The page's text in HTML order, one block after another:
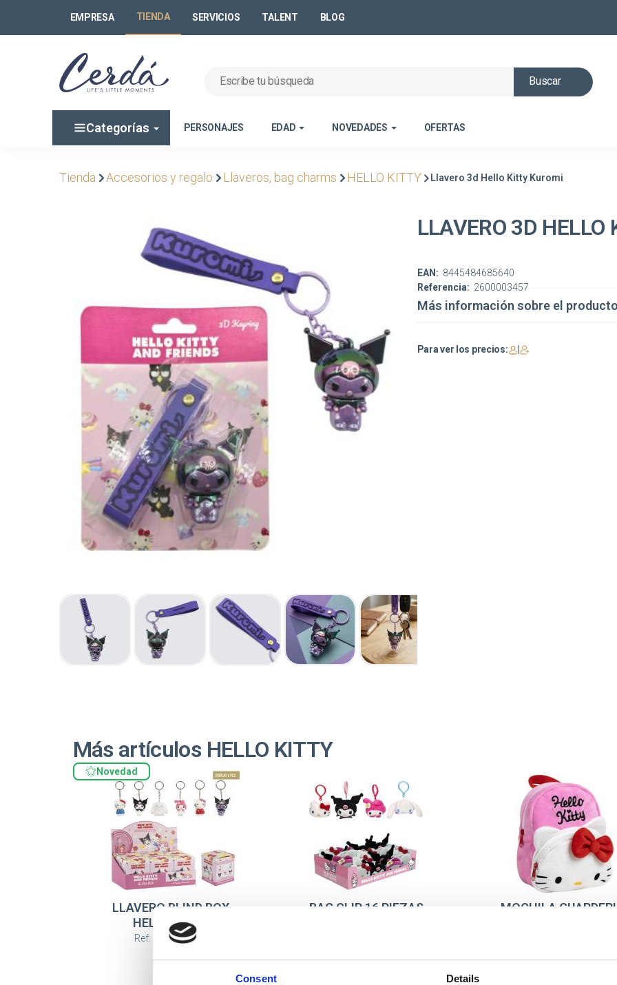
Consent Details
EMPRESA TIENDA SERVICIOS TALENT BLOG
Buscar
Categorías PERSONAJES EDAD NOVEDADES OFERTAS
Tienda Accesorios y regalo Llaveros, bag charms HELLO KITTY Llavero 3d Hello Kitty Kuromi
LLAVERO 3D HELLO
Referencia: 2600003457
EAN: 8445484685640
Más información sobre el
Para ver los precios: |
Más artículos HELLO KITTY
Novedad
LLAVERO BLIND BOX
HELLO KITTY
Ref: 2600003454
BAG CLIP 16 PIEZAS
MOCHILA